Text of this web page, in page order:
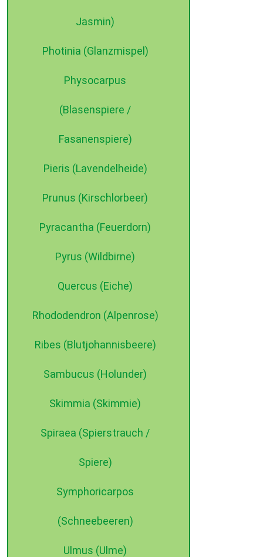
Jasmin)
Photinia (Glanzmispel)
Physocarpus
(Blasenspiere /
Fasanenspiere)
Pieris (Lavendelheide)
Prunus (Kirschlorbeer)
Pyracantha (Feuerdorn)
Pyrus (Wildbirne)
Quercus (Eiche)
Rhododendron (Alpenrose)
Ribes (Blutjohannisbeere)
Sambucus (Holunder)
Skimmia (Skimmie)
Spiraea (Spierstrauch /
Spiere)
Symphoricarpos
(Schneebeeren)
Ulmus (Ulme)